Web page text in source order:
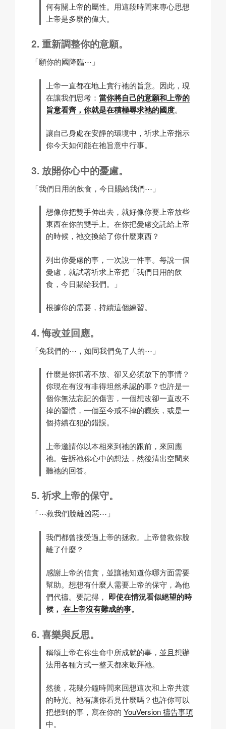
何有關上帝的屬性。用這段時間來專心思想
上帝是多麼的偉大。
重新調整你的意願。
「願你的國降臨⋯」
上帝一直都在地上實行祂的旨意。因此，現
在讓我們思考： 當你將自己的意願和上帝的
旨意看齊，你就是在積極尋求祂的國度。
讓自己身處在安靜的環境中，祈求上帝指示
你今天如何能在祂旨意中行事。
放開你心中的憂慮。
「我們日用的飲食，今日賜給我們⋯」
想像你把雙手伸出去，就好像你要上帝放些
東西在你的雙手上。在你把憂慮交託給上帝
的時候，祂交換給了你什麼東西？
列出你憂慮的事，一次說一件事。每說一個
憂慮，就試著祈求上帝把「我們日用的飲
食，今日賜給我們。」
根據你的需要，持續這個練習。
悔改並回應。
「免我們的⋯，如同我們免了人的⋯」
什麼是你抓著不放、卻又必須放下的事情？
你現在有沒有非得坦然承認的事？也許是一
個你無法忘記的傷害，一個想改卻一直改不
掉的習慣，一個至今戒不掉的癮疾，或是一
個持續在犯的錯誤。
上帝邀請你以本相來到祂的跟前，來回應
祂。告訴祂你心中的想法，然後清出空間來
聽祂的回答。
祈求上帝的保守。
「⋯救我們脫離凶惡⋯」
我們都曾接受過上帝的拯救。上帝曾救你脫
離了什麼？
感謝上帝的信實，並讓祂知道你哪方面需要
幫助。想想有什麼人需要上帝的保守，為他
們代禱。要記得， 即使在情況看似絕望的時
候， 在上帝沒有難成的事。
喜樂與反思。
稱頌上帝在你生命中所成就的事，並且想辦
法用各種方式一整天都來敬拜祂。
然後，花幾分鐘時間來回想這次和上帝共渡
的時光。祂有讓你看見什麼嗎？也許你可以
把想到的事，寫在你的 YouVersion 禱告事項
中。